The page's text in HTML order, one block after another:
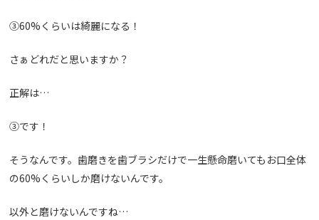
③60% くらいは綺麗になる！
さぁどれだと思いますか？
正解は…
③です！
そうなんです。歯磨きを歯ブラシだけで一生懸命磨いてもお口全体
の60% くらいしか磨けないんです。
以外と磨けないんですね…